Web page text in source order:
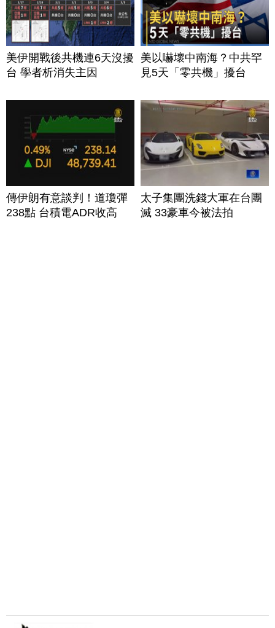
美伊開戰後共機連6天沒擾
台 學者析消失主因
美以嚇壞中南海？中共罕
見5天「零共機」擾台
傳伊朗有意談判！道瓊彈
238點 台積電ADR收高
太子集團洗錢大軍在台團
滅 33豪車今被法拍